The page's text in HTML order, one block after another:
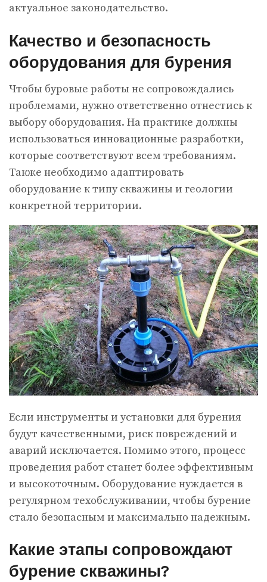
актуальное законодательство.
Качество и безопасность
оборудования для бурения
Чтобы буровые работы не сопровождались
проблемами, нужно ответственно отнестись к
выбору оборудования. На практике должны
использоваться инновационные разработки,
которые соответствуют всем требованиям.
Также необходимо адаптировать
оборудование к типу скважины и геологии
конкретной территории.
Если инструменты и установки для бурения
будут качественными, риск повреждений и
аварий исключается. Помимо этого, процесс
проведения работ станет более эффективным
и высокоточным. Оборудование нуждается в
регулярном техобслуживании, чтобы бурение
стало безопасным и максимально надежным.
Какие этапы сопровождают
бурение скважины?